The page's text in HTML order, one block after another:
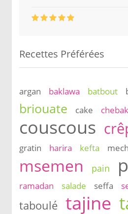
Recettes Préférées
argan baklawa batbout
briouate cake
couscous
gratin
harira kefta
msemen pain
ramadan salade seffa
taboulé tajine